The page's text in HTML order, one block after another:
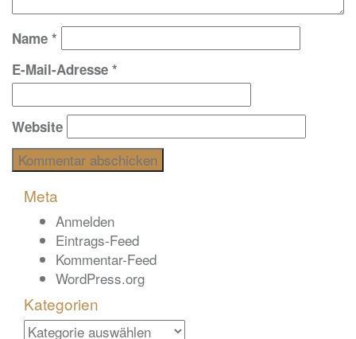
Name *
E-Mail-Adresse *
Website
Meta
Anmelden
Eintrags-Feed
Kommentar-Feed
WordPress.org
Kategorien
Kategorien